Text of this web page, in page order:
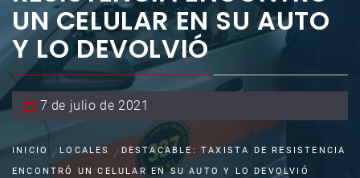
UN CELULAR EN SU AUTO
Y LO DEVOLVIÓ
7 de julio de 2021
INICIO LOCALES
DESTACABLE: TAXISTA DE RESISTENCIA
ENCONTRÓ UN CELULAR EN SU AUTO Y LO DEVOLVIÓ